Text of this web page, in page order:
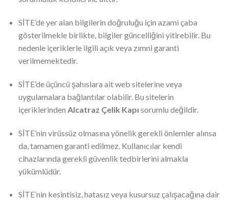
SİTE’de yer alan bilgilerin doğruluğu için azami çaba
gösterilmekle birlikte, bilgiler güncelliğini yitirebilir. Bu
nedenle içeriklerle ilgili açık veya zımni garanti
verilmemektedir.
SİTE’de üçüncü şahıslara ait web sitelerine veya
uygulamalara bağlantılar olabilir. Bu sitelerin
içeriklerinden Alcatraz Çelik Kapı sorumlu değildir.
SİTE’nin virüssüz olmasına yönelik gerekli önlemler alınsa
da, tamamen garanti edilmez. Kullanıcılar kendi
cihazlarında gerekli güvenlik tedbirlerini almakla
yükümlüdür.
SİTE’nin kesintisiz, hatasız veya kusursuz çalışacağına dair